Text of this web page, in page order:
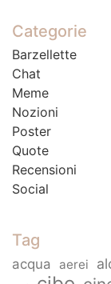
Categorie
Barzellette
Chat
Meme
Nozioni
Poster
Quote
Recensioni
Social
Tag
acqua aerei